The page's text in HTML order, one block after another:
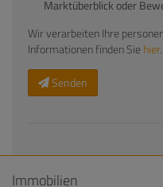
Marktüberblick oder
Wir verarbeiten Ihre
Informationen finden Siehier.
Senden
Immobilien